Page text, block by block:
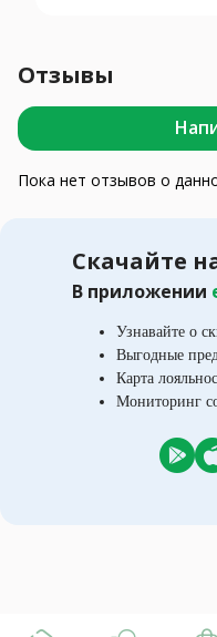
Отзывы
Пока нет отзывов о
Скачайте
В приложении
Узнавайте о
Выгодные
Карта
Мониторинг